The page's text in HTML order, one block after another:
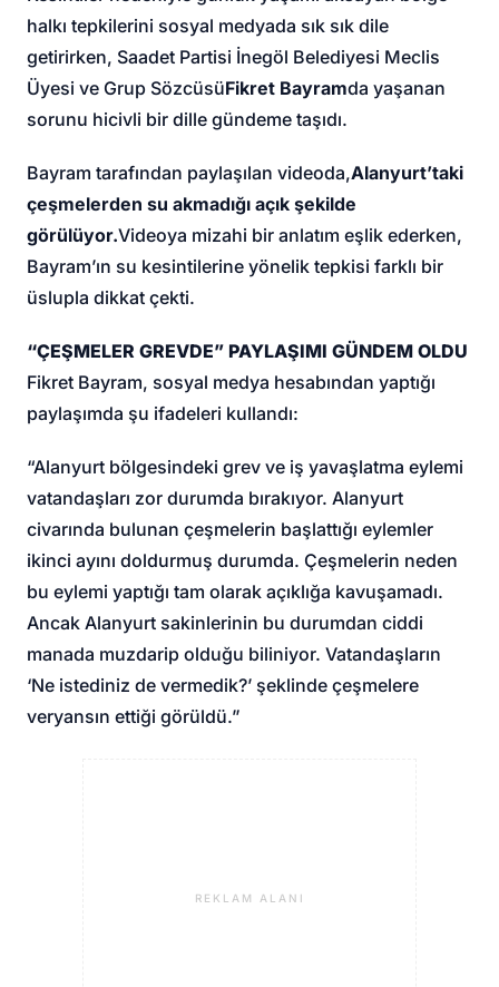
halkı tepkilerini sosyal medyada sık sık dile
getirirken, Saadet Partisi İnegöl Belediyesi Meclis
Üyesi ve Grup SözcüsüFikret Bayramda yaşanan
sorunu hicivli bir dille gündeme taşıdı.
Bayram tarafından paylaşılan videoda,Alanyurt’taki
çeşmelerden su akmadığı açık şekilde
görülüyor.Videoya mizahi bir anlatım eşlik ederken,
Bayram’ın su kesintilerine yönelik tepkisi farklı bir
üslupla dikkat çekti.
“ÇEŞMELER GREVDE” PAYLAŞIMI GÜNDEM OLDU
Fikret Bayram, sosyal medya hesabından yaptığı
paylaşımda şu ifadeleri kullandı:
“Alanyurt bölgesindeki grev ve iş yavaşlatma eylemi
vatandaşları zor durumda bırakıyor. Alanyurt
civarında bulunan çeşmelerin başlattığı eylemler
ikinci ayını doldurmuş durumda. Çeşmelerin neden
bu eylemi yaptığı tam olarak açıklığa kavuşamadı.
Ancak Alanyurt sakinlerinin bu durumdan ciddi
manada muzdarip olduğu biliniyor. Vatandaşların
‘Ne istediniz de vermedik?’ şeklinde çeşmelere
veryansın ettiği görüldü.”
REKLAM ALANI